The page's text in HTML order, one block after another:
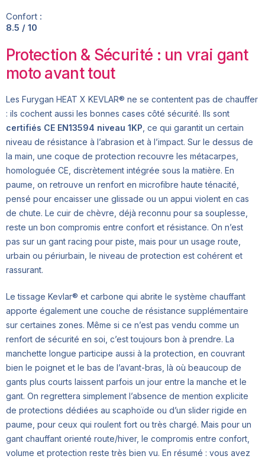
Confort :
8.5 / 10
Protection & Sécurité : un vrai gant
moto avant tout
Les Furygan HEAT X KEVLAR® ne se contentent pas de chauffer
: ils cochent aussi les bonnes cases côté sécurité. Ils sont
certifiés CE EN13594 niveau 1KP , ce qui garantit un certain
niveau de résistance à l’abrasion et à l’impact. Sur le dessus de
la main, une coque de protection recouvre les métacarpes,
homologuée CE, discrètement intégrée sous la matière. En
paume, on retrouve un renfort en microfibre haute ténacité,
pensé pour encaisser une glissade ou un appui violent en cas
de chute. Le cuir de chèvre, déjà reconnu pour sa souplesse,
reste un bon compromis entre confort et résistance. On n’est
pas sur un gant racing pour piste, mais pour un usage route,
urbain ou périurbain, le niveau de protection est cohérent et
rassurant.
Le tissage Kevlar® et carbone qui abrite le système chauffant
apporte également une couche de résistance supplémentaire
sur certaines zones. Même si ce n’est pas vendu comme un
renfort de sécurité en soi, c’est toujours bon à prendre. La
manchette longue participe aussi à la protection, en couvrant
bien le poignet et le bas de l’avant-bras, là où beaucoup de
gants plus courts laissent parfois un jour entre la manche et le
gant. On regrettera simplement l’absence de mention explicite
de protections dédiées au scaphoïde ou d’un slider rigide en
paume, pour ceux qui roulent fort ou très chargé. Mais pour un
gant chauffant orienté route/hiver, le compromis entre confort,
volume et protection reste très bien vu. En résumé : vous avez